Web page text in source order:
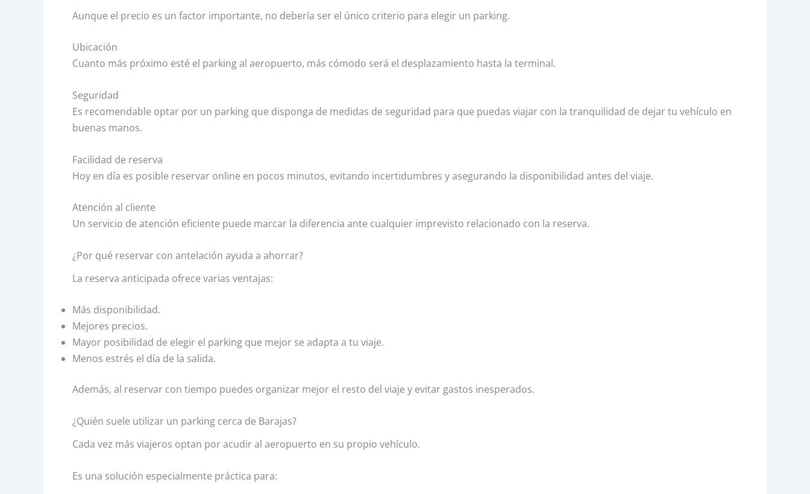
Aunque el precio es un factor importante, no debería ser el único criterio para elegir un parking.
Ubicación
Cuanto más próximo esté el parking al aeropuerto, más cómodo será el desplazamiento hasta la terminal.
Seguridad
Es recomendable optar por un parking que disponga de medidas de seguridad para que puedas viajar con la tranquilidad de dejar tu vehículo en
buenas manos.
Facilidad de reserva
Hoy en día es posible reservar online en pocos minutos, evitando incertidumbres y asegurando la disponibilidad antes del viaje.
Atención al cliente
Un servicio de atención eficiente puede marcar la diferencia ante cualquier imprevisto relacionado con la reserva.
¿Por qué reservar con antelación ayuda a ahorrar?
La reserva anticipada ofrece varias ventajas:
Más disponibilidad.
Mejores precios.
Mayor posibilidad de elegir el parking que mejor se adapta a tu viaje.
Menos estrés el día de la salida.
Además, al reservar con tiempo puedes organizar mejor el resto del viaje y evitar gastos inesperados.
¿Quién suele utilizar un parking cerca de Barajas?
Cada vez más viajeros optan por acudir al aeropuerto en su propio vehículo.
Es una solución especialmente práctica para: